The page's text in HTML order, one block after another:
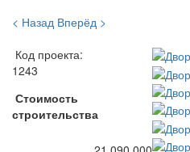
< Назад Вперёд >
Код проекта:
1243
Стоимость
строительства